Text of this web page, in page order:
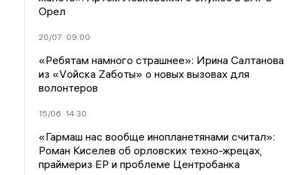
Орел
20/07 09:00
«Ребятам намного страшнее»: Ирина Салтанова
из «Vойска Zаботы» о новых вызовах для
волонтеров
15/06 14:30
«Гармаш нас вообще инопланетянами считал»:
Роман Киселев об орловских техно-жрецах,
праймериз ЕР и проблеме Центробанка